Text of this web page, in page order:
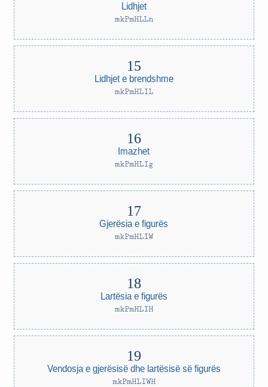
Lidhjet
mkPmHLLn
Lidhjet e brendshme
mkPmHLIL
Imazhet
mkPmHLIg
Gjerësia e figurës
mkPmHLIW
Lartësia e figurës
mkPmHLIH
Vendosja e gjerësisë dhe lartësisë së figurës
mkPmHLIWH